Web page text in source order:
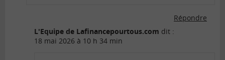
Répondre
L'Equipe de Lafinancepourtous.com dit :
18 mai 2026 à 10 h 34 min